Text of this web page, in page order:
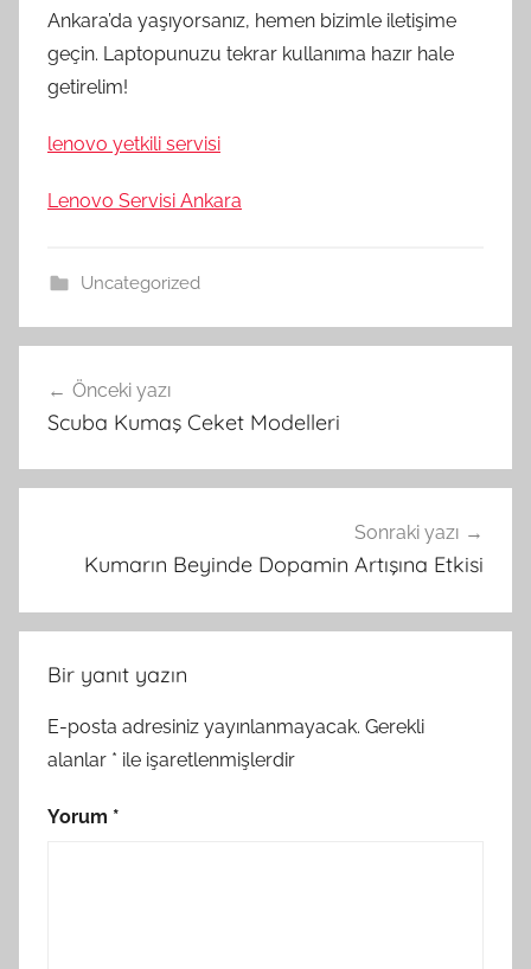
Ankara’da yaşıyorsanız, hemen bizimle iletişime
geçin. Laptopunuzu tekrar kullanıma hazır hale
getirelim!
lenovo yetkili servisi
Lenovo Servisi Ankara
Uncategorized
gezinmesi
Önceki yazı
Scuba Kumaş Ceket Modelleri
Sonraki yazı
Kumarın Beyinde Dopamin Artışına Etkisi
Bir yanıt yazın
E-posta adresiniz yayınlanmayacak. Gerekli
alanlar * ile işaretlenmişlerdir
Yorum *